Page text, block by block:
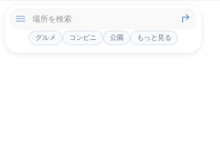
グルメ コンビニ 公園 もっと見る